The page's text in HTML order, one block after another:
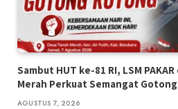
Sambut HUT ke-81 RI, LSM
Merah Perkuat Semangat
AGUSTUS 7, 2026